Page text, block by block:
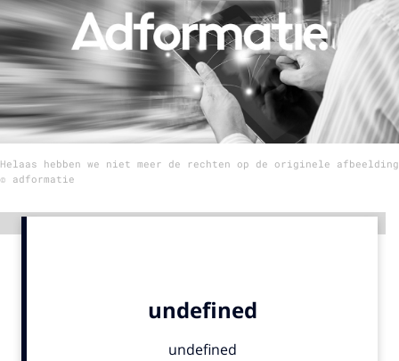
Menu
Home
9 sept: GenAI-training
12 nov: MarketingLive!
Adverteren
Events
Helaas hebben we niet meer de rechten op de originele afbeelding
© adformatie